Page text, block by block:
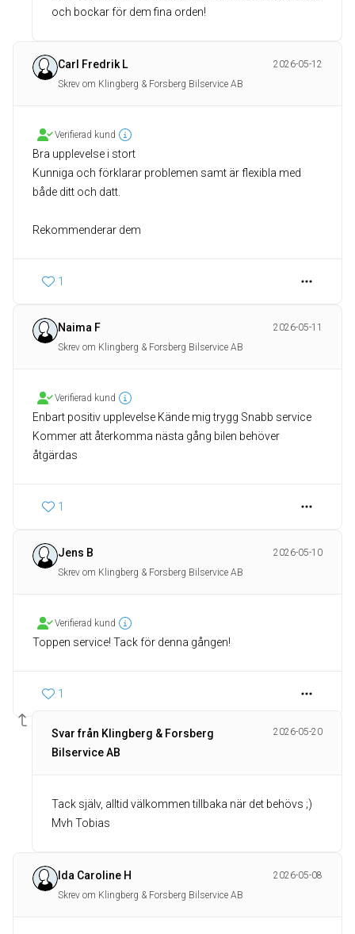
och bockar för dem fina orden!
Carl Fredrik L
2026-05-12
Skrev om Klingberg & Forsberg Bilservice AB
Verifierad kund
Bra upplevelse i stort
Kunniga och förklarar problemen samt är flexibla med
både ditt och datt.
Rekommenderar dem
1
Naima F
2026-05-11
Skrev om Klingberg & Forsberg Bilservice AB
Verifierad kund
Enbart positiv upplevelse Kände mig trygg Snabb service
Kommer att återkomma nästa gång bilen behöver
åtgärdas
1
Jens B
2026-05-10
Skrev om Klingberg & Forsberg Bilservice AB
Verifierad kund
Toppen service! Tack för denna gången!
1
Svar från Klingberg & Forsberg
Bilservice AB
2026-05-20
Tack själv, alltid välkommen tillbaka när det behövs ;)
Mvh Tobias
Ida Caroline H
2026-05-08
Skrev om Klingberg & Forsberg Bilservice AB